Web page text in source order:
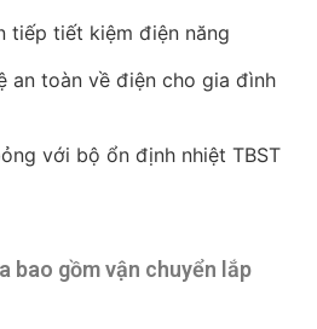
tiếp tiết kiệm điện năng
an toàn về điện cho gia đình
với bộ ổn định nhiệt TBST
bao gồm vận chuyển lắp